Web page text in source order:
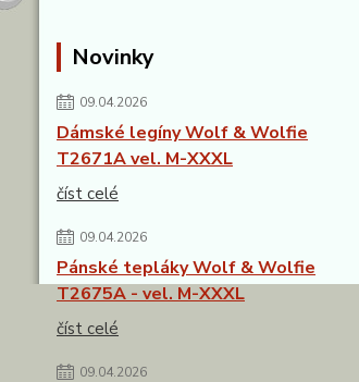
Novinky
09.04.2026
Dámské legíny Wolf & Wolfie
T2671A vel. M-XXXL
číst celé
09.04.2026
Pánské tepláky Wolf & Wolfie
T2675A - vel. M-XXXL
číst celé
09.04.2026